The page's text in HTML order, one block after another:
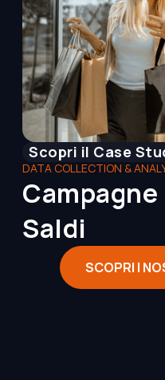
Scopri il Case
DATA COLLECTION &
Campagne
Saldi
SCOPRI I